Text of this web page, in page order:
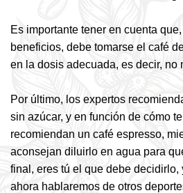
Es importante tener en cuenta
beneficios, debe tomarse el café
en la dosis adecuada, es decir, no
Por último, los expertos
sin azúcar, y en función de cómo
recomiendan un café espresso,
aconsejan diluirlo en agua para
final, eres tú el que debe decidirlo,
ahora hablaremos de otros